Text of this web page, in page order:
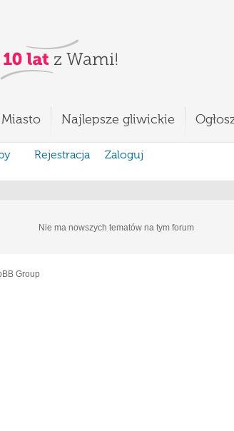
Miasto Najlepsze gliwickie
Rejestracja
Zaloguj
Nie ma nowszych tematów na tym forum
Group